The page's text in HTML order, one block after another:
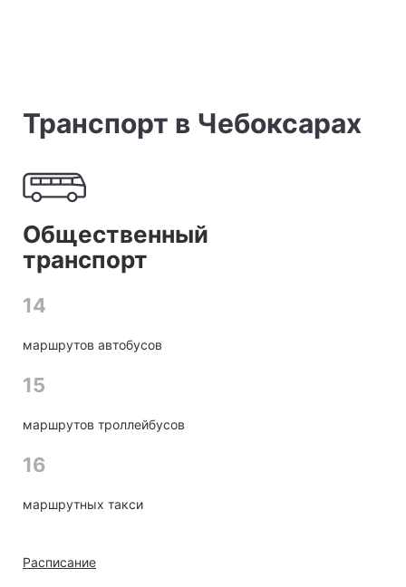
Транспорт в Чебоксарах
Общественный
транспорт
14
маршрутов автобусов
15
маршрутов троллейбусов
16
маршрутных такси
Расписание